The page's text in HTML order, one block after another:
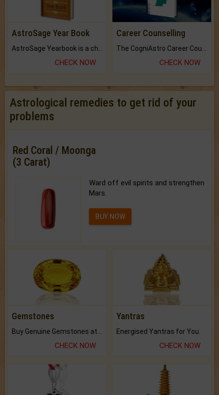
AstroSage Year Book
CHECK NOW
Career Counselling
CHECK NOW
Astrological remedies to get rid of your
problems
Red Coral / Moonga
(3 Carat)
Ward off evil spirits and strengthen
Mars.
BUY NOW
Gemstones
CHECK NOW
Yantras
Energised Yantras for You.
CHECK NOW